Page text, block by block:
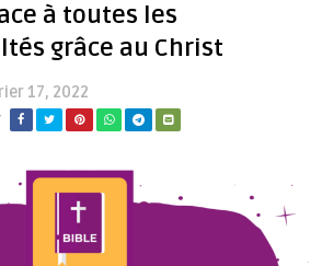
à toutes les
grâce au Christ
17, 2022